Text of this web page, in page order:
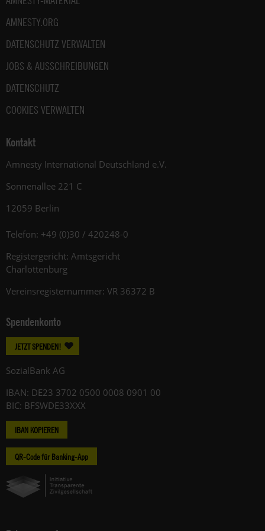
AMNESTY.ORG
DATENSCHUTZ VERWALTEN
JOBS & AUSSCHREIBUNGEN
DATENSCHUTZ
COOKIES VERWALTEN
Kontakt
Amnesty International Deutschland e.V.
Sonnenallee 221 C
12059 Berlin
Telefon: +49 (0)30 / 420248-0
Registergericht: Amtsgericht
Charlottenburg
Vereinsregisternummer: VR 36372 B
Spendenkonto
JETZT SPENDEN!
SozialBank AG
IBAN: DE23 3702 0500 0008 0901 00
BIC: BFSWDE33XXX
IBAN KOPIEREN
QR-Code für Banking-App